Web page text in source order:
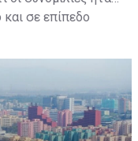
σε επίπεδο